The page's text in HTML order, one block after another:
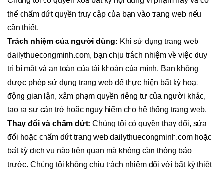
thể chấm dứt quyền truy cập của bạn vào trang web nếu
cần thiết.
Trách nhiệm của người dùng: Khi sử dụng trang web
dailythuecongminh.com, bạn chịu trách nhiệm về việc duy
trì bí mật và an toàn của tài khoản của mình. Bạn không
được phép sử dụng trang web để thực hiện bất kỳ hoạt
động gian lận, xâm phạm quyền riêng tư của người khác,
tạo ra sự cản trở hoặc nguy hiểm cho hệ thống trang web.
Thay đổi và chấm dứt: Chúng tôi có quyền thay đổi, sửa
đổi hoặc chấm dứt trang web dailythuecongminh.com hoặc
bất kỳ dịch vụ nào liên quan mà không cần thông báo
trước. Chúng tôi không chịu trách nhiệm đối với bất kỳ thiệt